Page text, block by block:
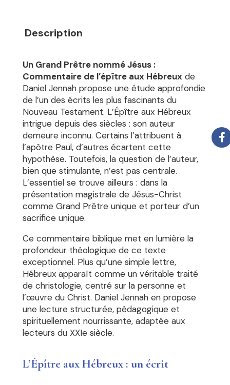
Description
Un Grand Prêtre nommé Jésus :
Commentaire de l’épître aux Hébreux de
Daniel Jennah propose une étude approfondie
de l’un des écrits les plus fascinants du
Nouveau Testament. L’Épître aux Hébreux
intrigue depuis des siècles : son auteur
demeure inconnu. Certains l’attribuent à
l’apôtre Paul, d’autres écartent cette
hypothèse. Toutefois, la question de l’auteur,
bien que stimulante, n’est pas centrale.
L’essentiel se trouve ailleurs : dans la
présentation magistrale de Jésus-Christ
comme Grand Prêtre unique et porteur d’un
sacrifice unique.
Ce commentaire biblique met en lumière la
profondeur théologique de ce texte
exceptionnel. Plus qu’une simple lettre,
Hébreux apparaît comme un véritable traité
de christologie, centré sur la personne et
l’œuvre du Christ. Daniel Jennah en propose
une lecture structurée, pédagogique et
spirituellement nourrissante, adaptée aux
lecteurs du XXIe siècle.
L’Épître aux Hébreux : un écrit